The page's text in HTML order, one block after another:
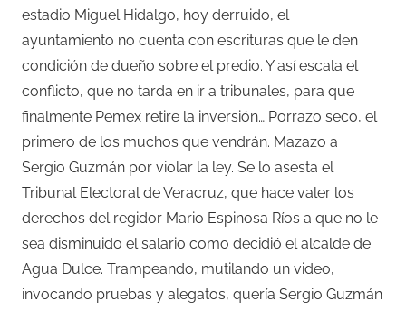
estadio Miguel Hidalgo, hoy derruido, el
ayuntamiento no cuenta con escrituras que le den
condición de dueño sobre el predio. Y así escala el
conflicto, que no tarda en ir a tribunales, para que
finalmente Pemex retire la inversión… Porrazo seco, el
primero de los muchos que vendrán. Mazazo a
Sergio Guzmán por violar la ley. Se lo asesta el
Tribunal Electoral de Veracruz, que hace valer los
derechos del regidor Mario Espinosa Ríos a que no le
sea disminuido el salario como decidió el alcalde de
Agua Dulce. Trampeando, mutilando un video,
invocando pruebas y alegatos, quería Sergio Guzmán